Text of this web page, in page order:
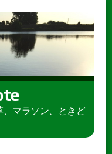
マラソン、ときど